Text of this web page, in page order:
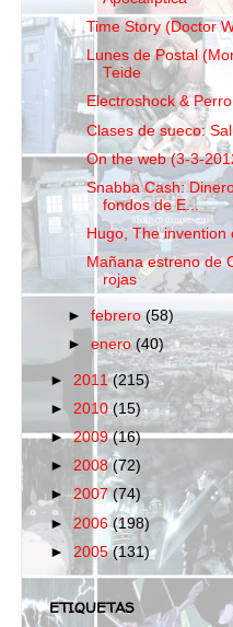
Time Story (Doctor
Lunes de Postal
Teide
Electroshock &
Clases de sueco:
On the web (3-3-
Snabba Cash:
fondos de E...
Hugo, The invention
Mañana estreno de
rojas
►febrero(58)
►enero(40)
► 2011(215)
► 2010(15)
►2009(16)
► 2008(72)
►2007(74)
► 2006 (198)
► 2005(131)
ETIQUETAS